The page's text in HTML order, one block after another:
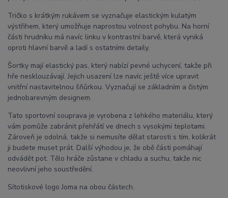
Tričko s krátkým rukávem se vyznačuje elastickým kulatým
výstřihem, který umožňuje naprostou volnost pohybu. Na horní
části hrudníku má navíc linku v kontrastní barvě, která vyniká
oproti hlavní barvě a ladí s ostatními detaily.
Šortky mají elastický pas, který nabízí pevné uchycení, takže při
hře nesklouzávají. Jejich usazení lze navíc ještě více upravit
vnitřní nastavitelnou šňůrkou. Vyznačují se základním a čistým
jednobarevným designem.
Tato sportovní souprava je vyrobena z lehkého materiálu, který
vám pomůže zabránit přehřátí ve dnech s vysokými teplotami.
Zároveň je odolná, takže si nemusíte dělat starosti s tím, kolikrát
ji budete muset prát. Další výhodou je, že obě části pomáhají
odvádět pot. Tělo hráče zůstane v chladu a suchu, takže nic
neovlivní jeho soustředění.
Sítotiskové logo Joma na obou částech.